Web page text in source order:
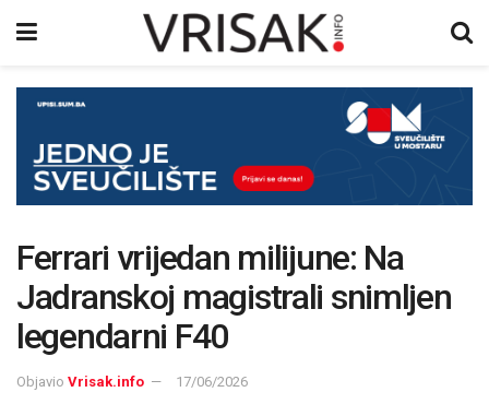
Ferrari vrijedan milijune: Na
Jadranskoj magistrali snimljen
legendarni F40
Objavio Vrisak.info 17/06/2026